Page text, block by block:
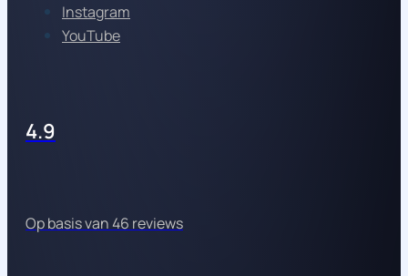
Instagram
YouTube
4.9
Op basis van 46 reviews